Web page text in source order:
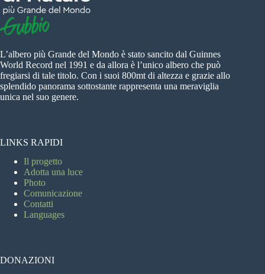
L’albero più Grande del Mondo è stato sancito dal Guinnes
World Record nel 1991 e da allora è l’unico albero che può
fregiarsi di tale titolo. Con i suoi 800mt di altezza e grazie allo
splendido panorama sottostante rappresenta una meraviglia
unica nel suo genere.
LINKS RAPIDI
Il progetto
Adotta una luce
Photo
Comunicazione
Contatti
Languages
DONAZIONI